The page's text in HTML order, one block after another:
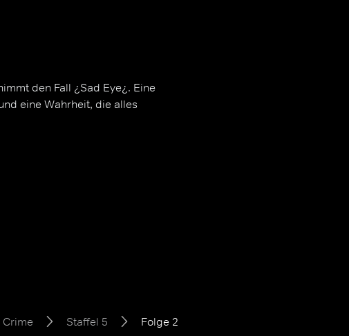
den Fall ¿Sad Eye¿. Eine
eine Wahrheit, die alles
Crime Staffel 5 Folge 2